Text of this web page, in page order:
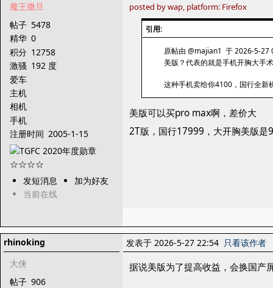
魔王撒旦
帖子 5478
精华 0
积分 12758
激骚 192 度
爱车
主机
相机
手机
注册时间 2005-1-15
发短消息
加为好友
当前在线
posted by wap, platform: Firefox
引用:
原帖由 @majian1 于 2026-5-27
美版？代表的就是手机开胸大手
这种手机卖给你4100，国行全新
美版可以买pro max啊，差价大
2T版，国行17999，大开胸美版
rhinoking
大侠
帖子 906
发表于 2026-5-27 22:54 只看该作者
据说美版为了提高收益，会换国产